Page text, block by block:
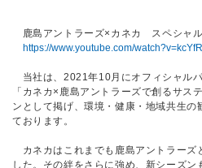
鹿島アントラーズ×カネカ スペシャル
https://www.youtube.com/
当社は、2021年10月にオフィシャルパ
「カネカ×鹿島アントラーズで創るサス
ンとして掲げ、環境・健康・地域共生の
ております。
カネカはこれまでも鹿島アントラーズ
した。その絆をさらに強め、新シーズン